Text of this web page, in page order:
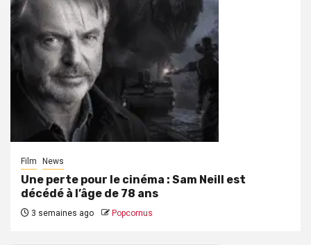
Film News
Une perte pour le cinéma : Sam Neill est
décédé à l’âge de 78 ans
3 semaines ago Popcornus